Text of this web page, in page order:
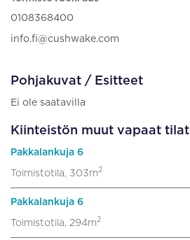
0108368400
info.fi@cushwake.com
Pohjakuvat / Esitteet
Ei ole saatavilla
Kiinteistön muut vapaat tilat
Pakkalankuja 6
Toimistotila, 303m2
Pakkalankuja 6
Toimistotila, 294m2